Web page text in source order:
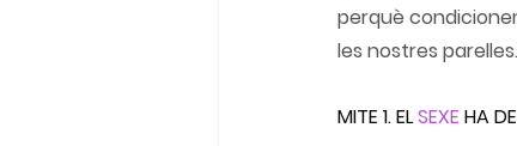
perquè
les nostres parelles.
MITE 1. EL SEXE HA